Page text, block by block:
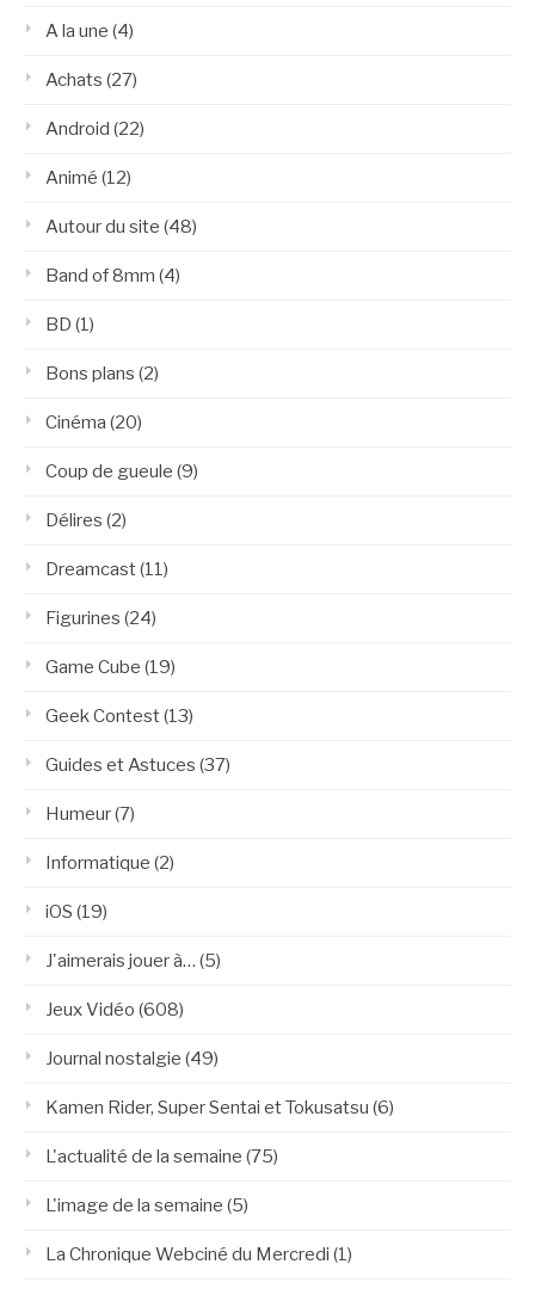
A la une (4)
Achats (27)
Android (22)
Animé (12)
Autour du site (48)
Band of 8mm (4)
BD (1)
Bons plans (2)
Cinéma (20)
Coup de gueule (9)
Délires (2)
Dreamcast(11)
Figurines (24)
Game Cube (19)
Geek Contest(13)
Guides et Astuces (37)
Humeur(7)
Informatique (2)
iOS (19)
J'aimerais jouer à… (5)
Jeux Vidéo (608)
Journal nostalgie (49)
Kamen Rider, Super Sentai et Tokusatsu (6)
L'actualité de la semaine (75)
L'image de la semaine (5)
La Chronique Webciné du Mercredi (1)